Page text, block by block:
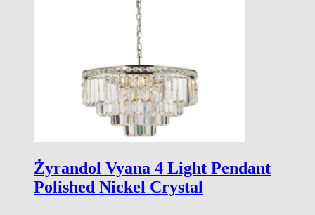
Żyrandol Vyana 4 Light Pendant
Polished Nickel Crystal